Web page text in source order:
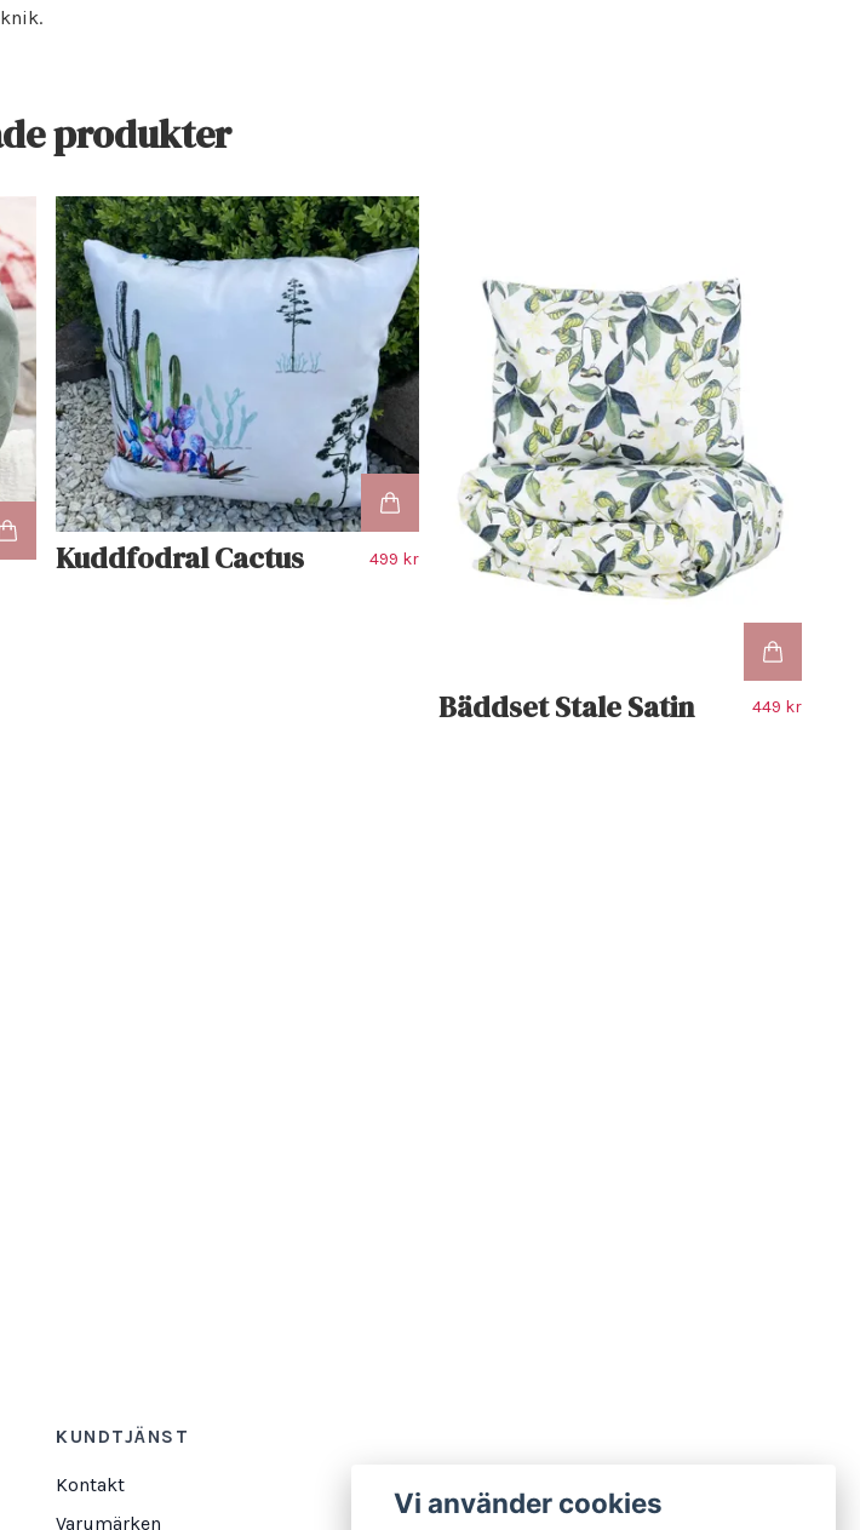
produkter
Kuddfodral Cactus 499 kr
Bäddset Stale Satin 449 kr
KUNDTJÄNST
Kontakt
Varumärken
Vi använder cookies